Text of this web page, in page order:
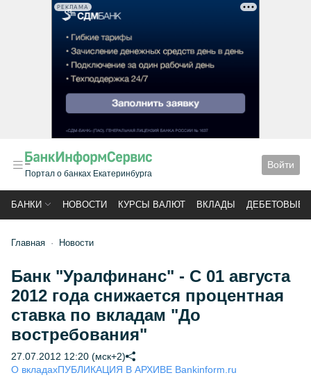
РЕКЛАМА
Портал о банках Екатеринбурга
Войти
БАНКИ НОВОСТИ КУРСЫ ВАЛЮТ ВКЛАДЫ ДЕБЕТОВЫЕ
Главная Новости
Банк "Уралфинанс" - С 01 августа
2012 года снижается процентная
ставка по вкладам "До
востребования"
27.07.2012 12:20 (мск+2)
О вкладахПУБЛИКАЦИЯ В АРХИВЕ Bankinform.ru